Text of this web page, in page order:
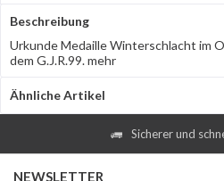
Beschreibung
Urkunde Medaille Winterschlacht im
dem G.J.R.99.mehr
Ähnliche Artikel
Sicherer und
NEWSLETTER